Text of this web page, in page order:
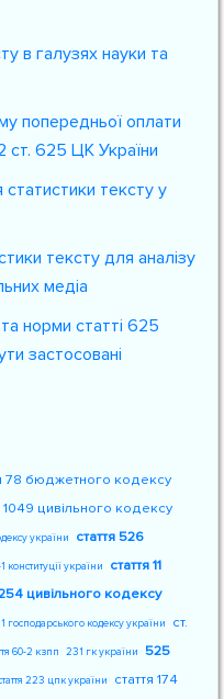
в галузях науки та
попередньої оплати
ст. 625 ЦК України
статистики тексту у
тексту для аналізу
медіа
норми статті 625
застосовані
78 бюджетного кодексу
1049 цивільного кодексу
україни
стаття 526
1 конституції україни
стаття 11
254 цивільного кодексу
господарського кодексу україни
ст.
60-2 кзпп 231 гк україни 525
223 цпк україни
стаття 174